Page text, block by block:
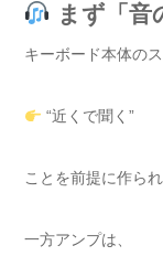
まず「音
キーボード本体のス
“近くで聞く”
ことを前提に作られ
一方アンプは、